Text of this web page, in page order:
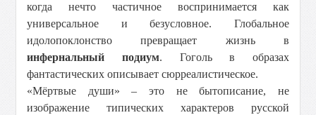
когда нечто частичное воспринимается как
универсальное и безусловное. Глобальное
идолопоклонство превращает жизнь в
инфернальный подиум. Гоголь в образах
фантастических описывает сюрреалистическое.
«Мёртвые души» – это не бытописание, не
изображение типических характеров русской